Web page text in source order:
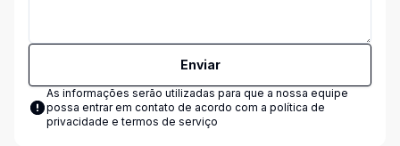
Enviar
As informações serão utilizadas para que a nossa equipe
possa entrar em contato de acordo com a política de
privacidade e termos de serviço